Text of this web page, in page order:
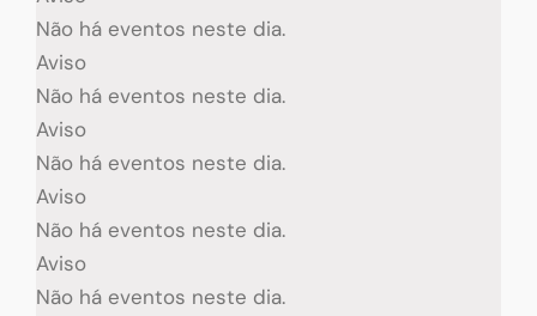
Não há eventos neste dia.
Aviso
Não há eventos neste dia.
Aviso
Não há eventos neste dia.
Aviso
Não há eventos neste dia.
Aviso
Não há eventos neste dia.